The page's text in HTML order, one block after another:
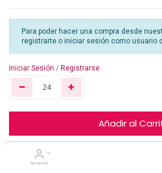
Mi cuenta
Para poder hacer una compra desde
registrarte o iniciar sesión como usuario
Iniciar Sesión / Registrarse
Añadir al